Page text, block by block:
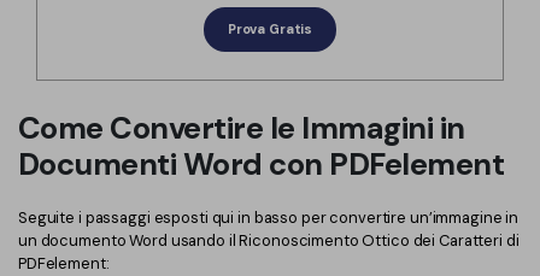
Password PDF
AI per PDF
Finanza
Pubblicazione
Prova Gratis
Come Convertire le Immagini in
Documenti Word con PDFelement
Seguite i passaggi esposti qui in basso per convertire un’immagine in
un documento Word usando il Riconoscimento Ottico dei Caratteri di
PDFelement: